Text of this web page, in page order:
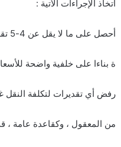
اتخاذ الإجراءات الآتية :
أحصل على ما لا يقل عن 4-5 تقديرات للأسعار من مختلفة ، ليكون لديك القدرة على التفاوض بشأن التكلف
ة بناءا على خلفية واضحة
رفض أي تقديرات لتكلفة النقل
من المعقول ، وكقاعدة عامة ،